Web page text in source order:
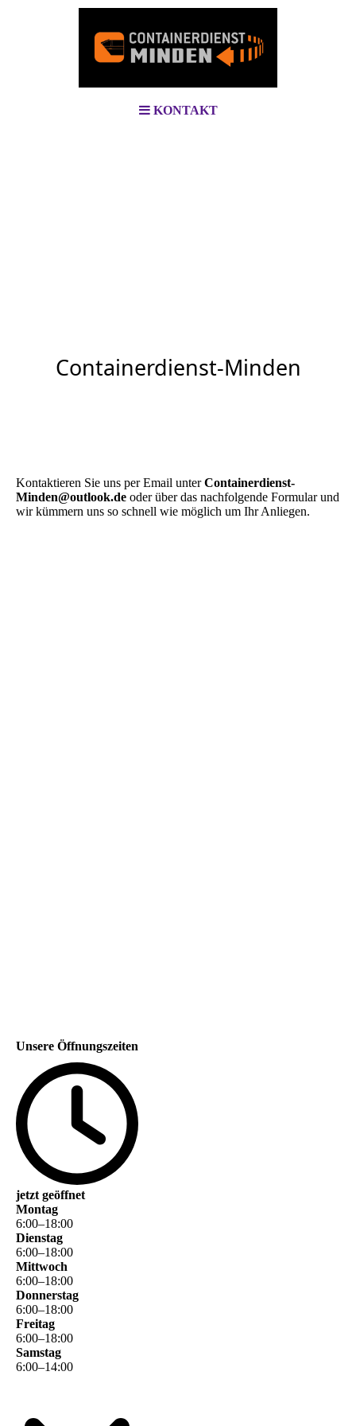
KONTAKT
Containerdienst-Minden
Kontaktieren Sie uns per Email unterContainerdienst-
Minden@outlook.de oder über das nachfolgende Formular und
wir kümmern uns so schnell wie möglich um Ihr Anliegen.
Unsere Öffnungszeiten
jetzt geöffnet
Montag
6:00–18:00
Dienstag
6:00–18:00
Mittwoch
6:00–18:00
Donnerstag
6:00–18:00
Freitag
6:00–18:00
Samstag
6:00–14:00